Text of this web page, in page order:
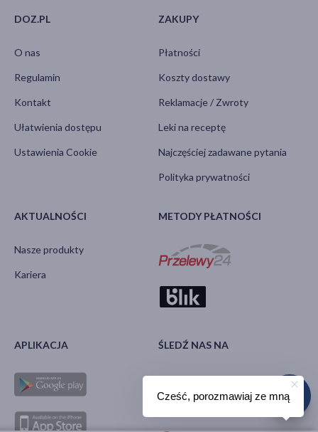
DOZ.PL
O nas
Regulamin
Kontakt
Ułatwienia dostępu
Ustawienia Cookie
ZAKUPY
Płatności
Koszty dostawy
Reklamacje / Zwroty
Leki na receptę
Najczęściej zadawane pytania
Polityka prywatności
AKTUALNOŚCI
Nasze produkty
Kariera
METODY PŁATNOŚCI
APLIKACJA ŚLEDŹ NAS NA
Cześć, porozmawiaj ze mną